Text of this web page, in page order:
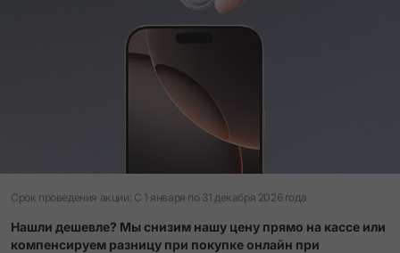
Срок проведения акции: C 1 января по 31 декабря 2026 года
Нашли дешевле? Мы снизим нашу цену прямо на кассе или
компенсируем разницу при покупке онлайн при